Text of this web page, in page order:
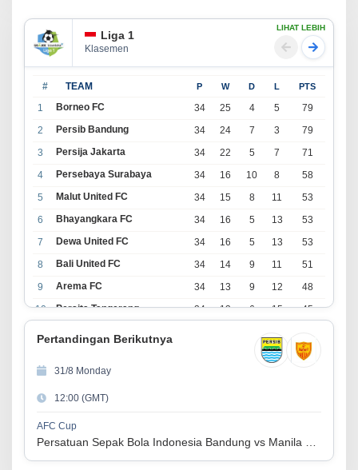
Liga 1
Klasemen
LIHAT LEBIH
# TEAM P W D L PTS
1 Borneo FC 34 25 4 5
79
2
Persib Bandung 34 24 7 3
79
3
Persija Jakarta 34 22 5 7
71
4
Persebaya Surabaya 34 16 10 8
58
5
Malut United FC 34 15 8 11
53
6
Bhayangkara FC 34 16 5 13
53
7
Dewa United FC 34 16 5 13
53
8
Bali United FC 34 14 9 11
51
9
Arema FC 34 13 9 12
48
10
Persita Tangerang 34 13 6 15
45
17
39
13
Persijap Jepara
14
Madura United FC
15
PSM Makassar
16
Persis Solo 34 8 10 16
34
Semen Padang FC
Pertandingan Berikutnya
31/8 Monday
12:00 (GMT)
AFC Cup